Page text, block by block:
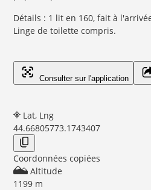
Détails : 1 lit en 160, fait à
Linge de toilette compris.
Consulter sur l'application
Lat, Lng
44.66805773.1743407
Coordonnées copiées
Altitude
1199 m